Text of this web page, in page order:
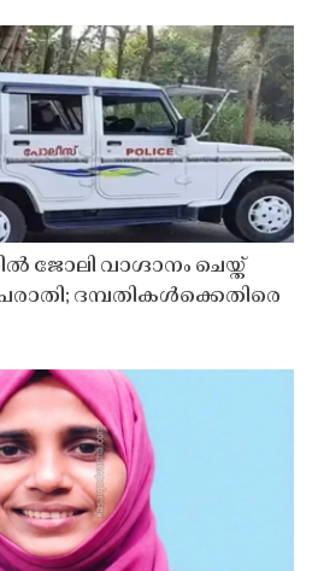
ജോലി വാഗ്ദാനം ചെയ്ത്
ദമ്പതികൾക്കെതിരെ